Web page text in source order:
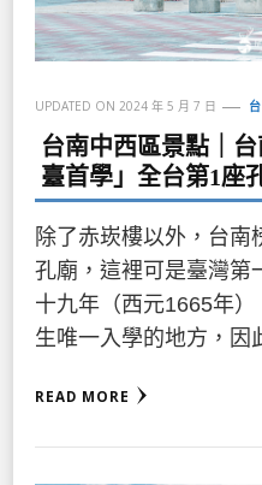
UPDATED ON 2024 年 5 月 7 日
台南中西區景點｜
臺首學」全台第1座
除了赤崁樓以外，台南
孔廟，這裡可是臺灣第
十九年（西元1665年
生唯一入學的地方，
READ MORE